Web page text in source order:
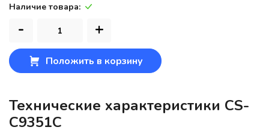
Наличие товара:
- +
Положить в корзину
Технические характеристики CS-
C9351C